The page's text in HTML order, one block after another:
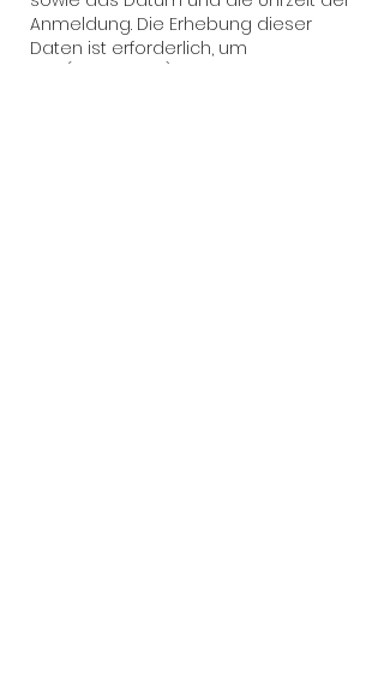
Anmeldung. Die Erhebung dieser
Daten ist erforderlich, um